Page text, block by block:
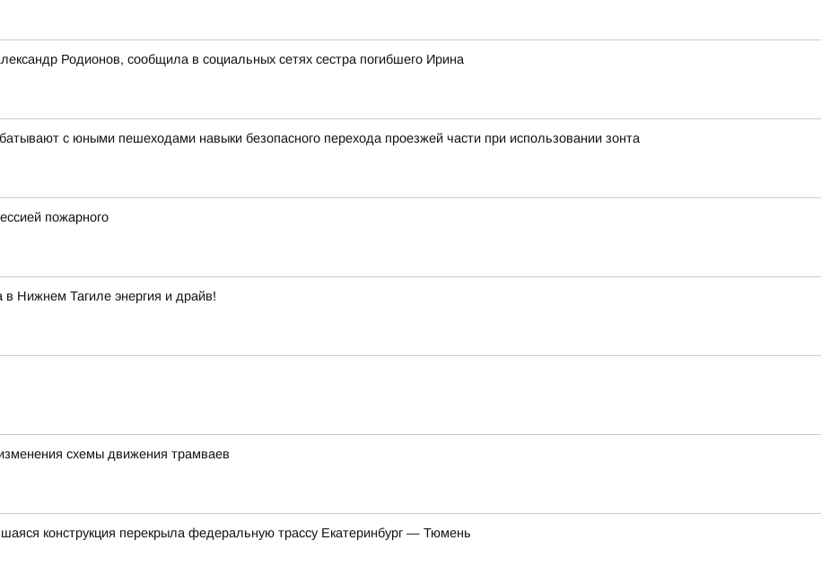
Родионов, сообщила в социальных сетях сестра погибшего Ирина
с юными пешеходами навыки безопасного перехода проезжей части при использовании зонта
пожарного
Нижнем Тагиле энергия и драйв!
схемы движения трамваев
конструкция перекрыла федеральную трассу Екатеринбург — Тюмень